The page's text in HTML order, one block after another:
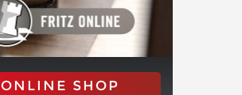
ONLINE SHOP